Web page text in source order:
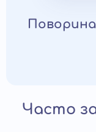
Часто